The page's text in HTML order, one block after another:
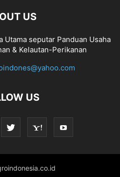
US
seputar Panduan Usaha
& Kelautan-Perikanan
US